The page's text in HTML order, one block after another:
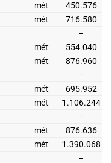
mét
450.576
mét
716.580
–
mét
554.040
mét
876.960
–
mét
695.952
mét
1.106.244
–
mét
876.636
mét
1.390.068
–